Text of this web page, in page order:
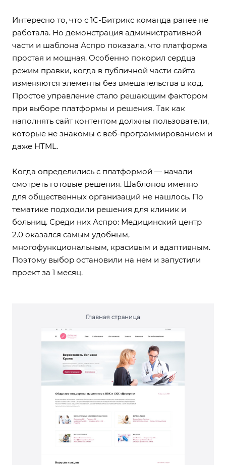
Интересно то, что с 1С-Битрикс команда ранее не
работала. Но демонстрация административной
части и шаблона Аспро показала, что платформа
простая и мощная. Особенно покорил сердца
режим правки, когда в публичной части сайта
изменяются элементы без вмешательства в код.
Простое управление стало решающим фактором
при выборе платформы и решения. Так как
наполнять сайт контентом должны пользователи,
которые не знакомы с веб-программированием и
даже HTML.
Когда определились с платформой — начали
смотреть готовые решения. Шаблонов именно
для общественных организаций не нашлось. По
тематике подходили решения для клиник и
больниц. Среди них Аспро: Медицинский центр
2.0 оказался самым удобным,
многофункциональным, красивым и адаптивным.
Поэтому выбор остановили на нем и запустили
проект за 1 месяц.